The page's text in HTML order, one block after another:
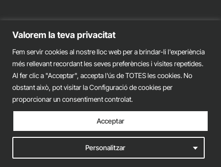
Valorem la teva privacitat
Fem servir cookies al nostre lloc web per a brindar-li l'experiència
més rellevant recordant les seves preferències i visites repetides.
Al fer clic a "Acceptar", accepta l'ús de TOTES les cookies. No
obstant això, pot visitar la Configuració de cookies per
proporcionar un consentiment controlat.
Personalitzar
Acceptar
Legal advicePrivacy policyCookies policy
iònic.web